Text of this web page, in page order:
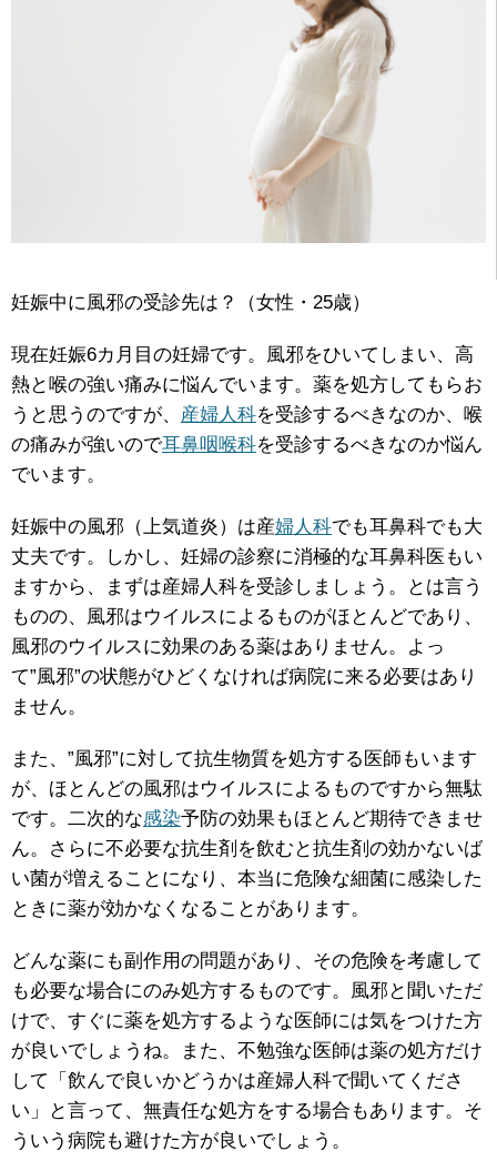
妊娠中に風邪の受診先は？（女性・25歳）
現在妊娠6カ月目の妊婦です。風邪をひいてしまい、高
熱と喉の強い痛みに悩んでいます。薬を処方してもらお
うと思うのですが、 産婦人科を受診するべきなのか、喉
の痛みが強いので耳鼻咽喉科を受診するべきなのか悩ん
でいます。
妊娠中の風邪（上気道炎）は産婦人科でも耳鼻科でも大
丈夫です。しかし、妊婦の診察に消極的な耳鼻科医もい
ますから、まずは産婦人科を受診しましょう。とは言う
ものの、風邪はウイルスによるものがほとんどであり、
風邪のウイルスに効果のある薬はありません。よっ
て”風邪”の状態がひどくなければ病院に来る必要はあり
ません。
また、”風邪”に対して抗生物質を処方する医師もいます
が、ほとんどの風邪はウイルスによるものですから無駄
です。二次的な感染予防の効果もほとんど期待できませ
ん。さらに不必要な抗生剤を飲むと抗生剤の効かないば
い菌が増えることになり、本当に危険な細菌に感染した
ときに薬が効かなくなることがあります。
どんな薬にも副作用の問題があり、その危険を考慮して
も必要な場合にのみ処方するものです。風邪と聞いただ
けで、すぐに薬を処方するような医師には気をつけた方
が良いでしょうね。また、不勉強な医師は薬の処方だけ
して「飲んで良いかどうかは産婦人科で聞いてくださ
い」と言って、無責任な処方をする場合もあります。そ
ういう病院も避けた方が良いでしょう。